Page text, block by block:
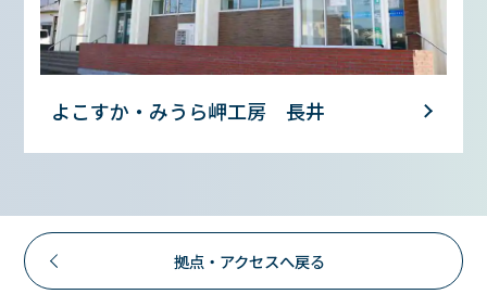
よこすか・みうら岬工房 長井
拠点・アクセスへ戻る